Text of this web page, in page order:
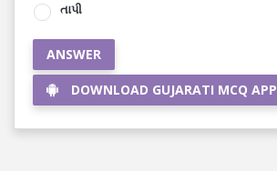
તાપી
ANSWER
DOWNLOAD GUJARATI MCQ APP